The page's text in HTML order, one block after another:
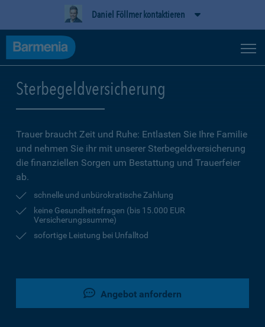
Daniel Föllmer kontaktieren
Sterbegeldversicherung
Trauer braucht Zeit und Ruhe: Entlasten Sie Ihre Familie
und nehmen Sie ihr mit unserer Sterbegeldversicherung
die finanziellen Sorgen um Bestattung und Trauerfeier
ab.
schnelle und unbürokratische Zahlung
keine Gesundheitsfragen (bis 15.000 EUR
Versicherungssumme)
sofortige Leistung bei Unfalltod
Angebot anfordern